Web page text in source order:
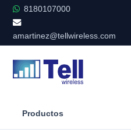
Ir al contenido
8180107000
amartinez@tellwireless.com
Productos